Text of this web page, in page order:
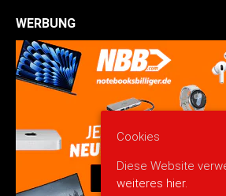
WERBUNG
Cookies
Diese Website
weiteres hier.